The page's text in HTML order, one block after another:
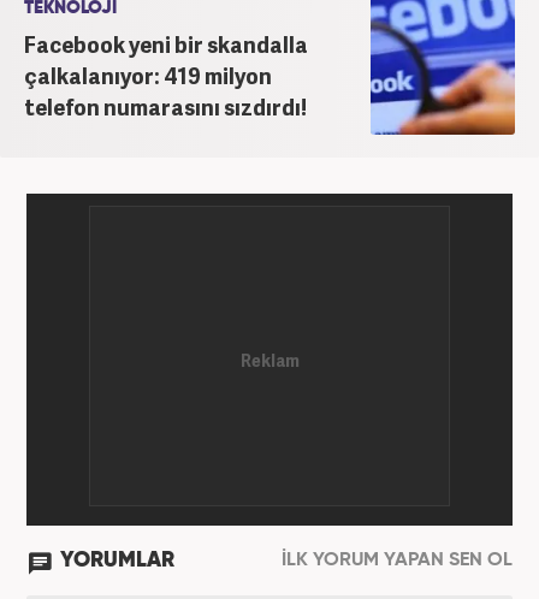
TEKNOLOJİ
Facebook yeni bir skandalla
çalkalanıyor: 419 milyon
telefon numarasını sızdırdı!
YORUMLAR İLK YORUM YAPAN SEN OL